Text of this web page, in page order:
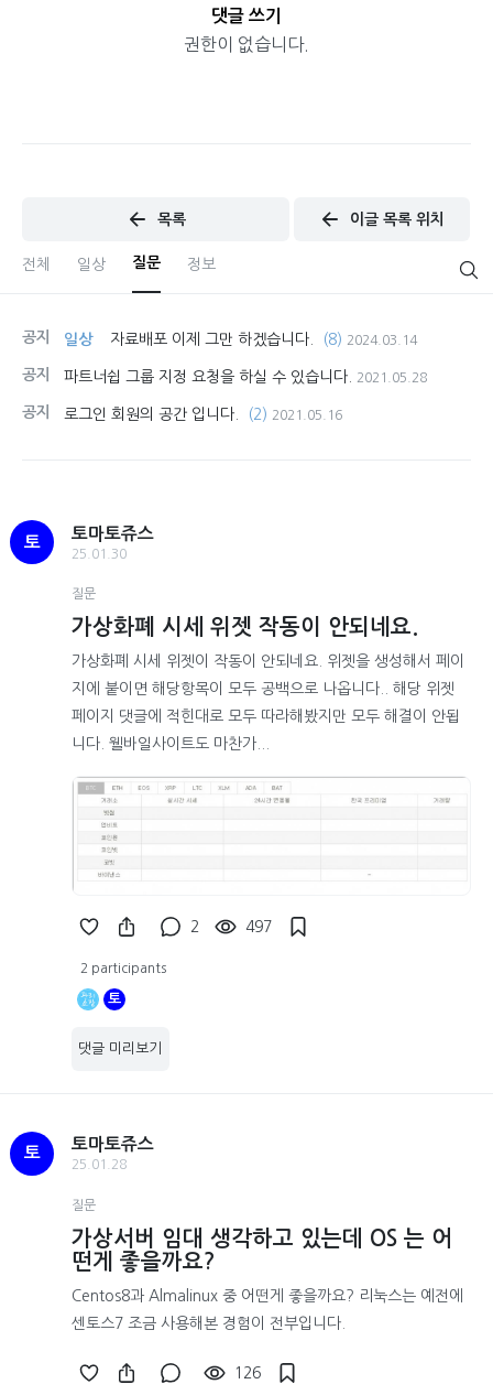
댓글 쓰기
권한이 없습니다.
목록 이글 목록 위치
전체 일상 질문 정보
공지 일상 자료배포 이제 그만 하겠습니다. (8) 2024.03.14
공지 파트너쉽 그룹 지정 요청을 하실 수 있습니다. 2021.05.28
공지 로그인 회원의 공간 입니다. (2) 2021.05.16
토
토마토쥬스
25.01.30
질문
가상화폐 시세 위젯 작동이 안되네요.
가상화폐 시세 위젯이 작동이 안되네요. 위젯을 생성해서 페이
지에 붙이면 해당항목이 모두 공백으로 나옵니다.. 해당 위젯
페이지 댓글에 적힌대로 모두 따라해봤지만 모두 해결이 안됩
니다. 웰바일사이트도 마찬가...
2 497
2 participants
토
댓글 미리보기
토
토마토쥬스
25.01.28
질문
가상서버 임대 생각하고 있는데 OS 는 어
떤게 좋을까요?
Centos8과 Almalinux 중 어떤게 좋을까요? 리눅스는 예전에
센토스7 조금 사용해본 경험이 전부입니다.
126